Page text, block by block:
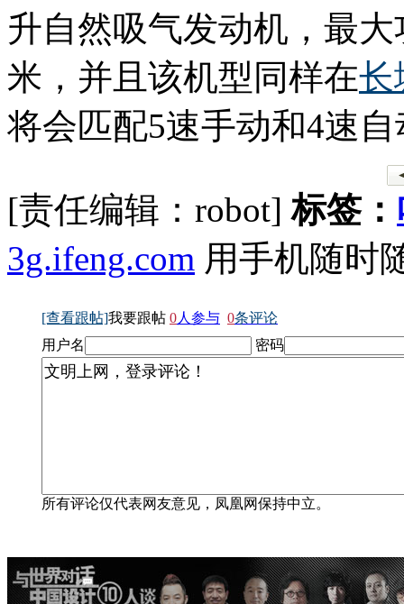
升自然吸气发动机，最
米，并且该机型同样在长
将会匹配5速手动和4速
[责任编辑：robot]标签：
3g.ifeng.com 用手机随时
[查看跟帖]我要跟帖 0人参与 0条评论
用户名
密码
所有评论仅代表网友意见，凤凰网保持中立。